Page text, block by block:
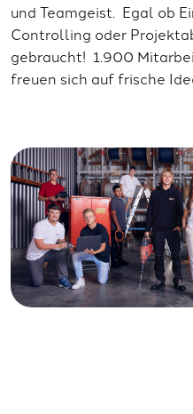
und Teamgeist. Egal ob
Controlling oder
gebraucht! 1.900
freuen sich auf frische